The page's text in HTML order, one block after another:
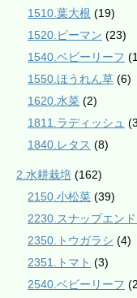
1510.葉大根 (19)
1520.ピーマン (23)
1540.ベビーリーフ
1550.ほうれん草 (6)
1620.水菜 (2)
1811.ラディッシュ
1840.レタス (8)
2.水耕栽培 (162)
2150.小松菜 (39)
2230.スナップエンド
2350.トウガラシ (4)
2351.トマト (3)
2540.ベビーリーフ